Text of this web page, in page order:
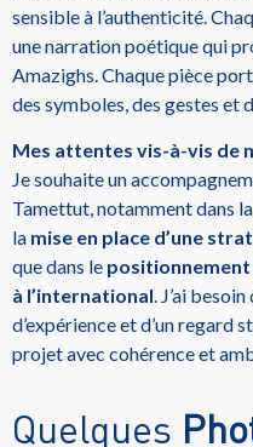
sensible à l’authenticité.
une narration poétique qui
Amazighs. Chaque pièce
des symboles, des gestes et
Mes attentes vis-à-vis de
Je souhaite un
Tamettut, notamment dans la
la mise en place d’une
que dans le
à l’international. J’ai
d’expérience et d’un regard
projet avec cohérence et
Quelques